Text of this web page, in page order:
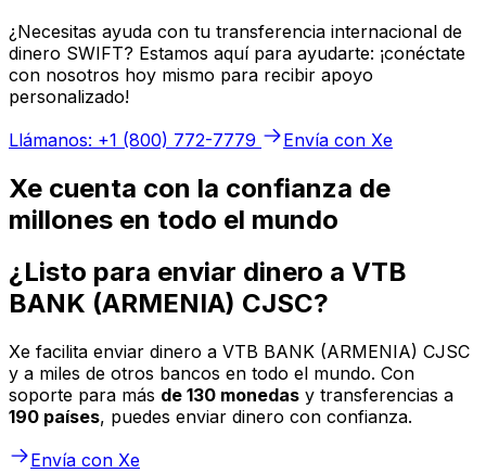
¿Necesitas ayuda con tu transferencia internacional de
dinero SWIFT? Estamos aquí para ayudarte: ¡conéctate
con nosotros hoy mismo para recibir apoyo
personalizado!
Llámanos: +1 (800) 772-7779
Envía con Xe
Xe cuenta con la confianza de
millones en todo el mundo
¿Listo para enviar dinero a VTB
BANK (ARMENIA) CJSC?
Xe facilita enviar dinero a VTB BANK (ARMENIA) CJSC
y a miles de otros bancos en todo el mundo. Con
soporte para más de 130 monedas y transferencias a
190 países, puedes enviar dinero con confianza.
Envía con Xe